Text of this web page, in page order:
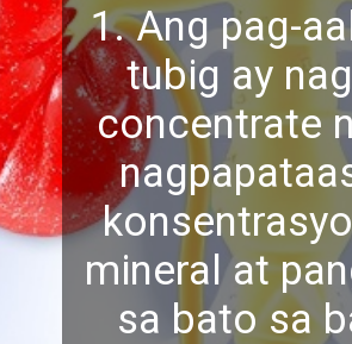
1. Ang pag-
tubig ay
concentrate
mineral at
sa bato sa